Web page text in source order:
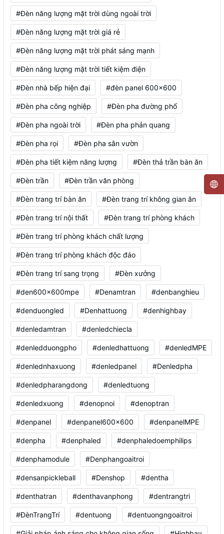
#Đèn năng lượng mặt trời dùng ngoài trời
#Đèn năng lượng mặt trời giá rẻ
#Đèn năng lượng mặt trời phát sáng mạnh
#Đèn năng lượng mặt trời tiết kiệm điện
#Đèn nhà bếp hiện đại #đèn panel 600x600
#Đèn pha công nghiệp #Đèn pha đường phố
#Đèn pha ngoài trời #Đèn pha phản quang
#Đèn pha rọi #Đèn pha sân vườn
#Đèn pha tiết kiệm năng lượng #Đèn thả trần bàn ăn
#Đèn trần #Đèn trần văn phòng
#Đèn trang trí bàn ăn #Đèn trang trí không gian ăn
#Đèn trang trí nội thất #Đèn trang trí phòng khách
#Đèn trang trí phòng khách chất lượng
#Đèn trang trí phòng khách độc đáo
#Đèn trang trí sang trọng #Đèn xưởng
#den600x600mpe #Denamtran #denbanghieu
#denduongled #Denhattuong #denhighbay
#denledamtran #denledchiecla
#denledduongpho #denledhattuong #denledMPE
#denlednhaxuong #denledpanel #Denledpha
#denledpharangdong #denledtuong
#denledxuong #denopnoi #denoptran
#denpanel #denpanel600x600 #denpanelMPE
#denpha #denphaled #denphaledoemphilips
#denphamodule #Denphangoaitroi
#densanpickleball #Denshop #dentha
#denthatran #denthavanphong #dentrangtri
#ĐènTrangTrí #dentuong #dentuongngoaitroi